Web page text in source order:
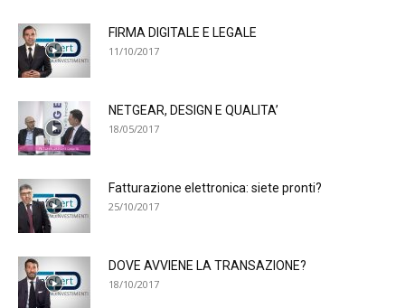
FIRMA DIGITALE E LEGALE
11/10/2017
NETGEAR, DESIGN E QUALITA’
18/05/2017
Fatturazione elettronica: siete pronti?
25/10/2017
DOVE AVVIENE LA TRANSAZIONE?
18/10/2017